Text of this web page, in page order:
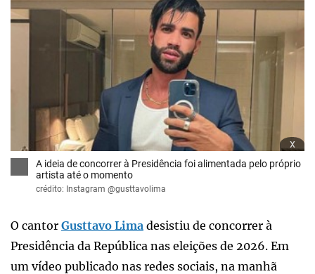
x
A ideia de concorrer à Presidência foi alimentada pelo próprio
artista até o momento
crédito: Instagram @gusttavolima
O cantor Gusttavo Lima desistiu de concorrer à
Presidência da República nas eleições de 2026. Em
um vídeo publicado nas redes sociais, na manhã